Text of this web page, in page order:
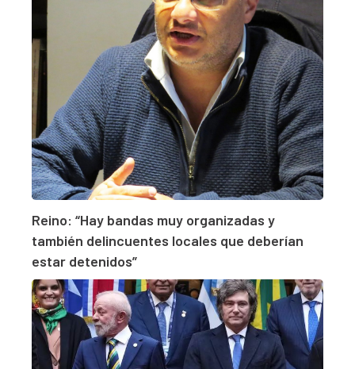
Reino: “Hay bandas muy organizadas y
también delincuentes locales que deberían
estar detenidos”